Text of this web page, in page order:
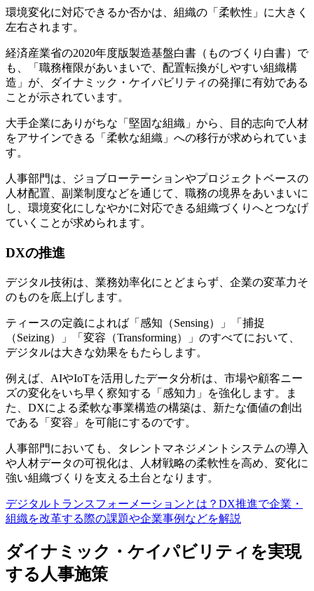
環境変化に対応できるか否かは、組織の「柔軟性」に大きく
左右されます。
経済産業省の2020年度版製造基盤白書（ものづくり白書）で
も、「職務権限があいまいで、配置転換がしやすい組織構
造」が、ダイナミック・ケイパビリティの発揮に有効である
ことが示されています。
大手企業にありがちな「堅固な組織」から、目的志向で人材
をアサインできる「柔軟な組織」への移行が求められていま
す。
人事部門は、ジョブローテーションやプロジェクトベースの
人材配置、副業制度などを通じて、職務の境界をあいまいに
し、環境変化にしなやかに対応できる組織づくりへとつなげ
ていくことが求められます。
DXの推進
デジタル技術は、業務効率化にとどまらず、企業の変革力そ
のものを底上げします。
ティースの定義によれば「感知（Sensing）」「捕捉
（Seizing）」「変容（Transforming）」のすべてにおいて、
デジタルは大きな効果をもたらします。
例えば、AIやIoTを活用したデータ分析は、市場や顧客ニー
ズの変化をいち早く察知する「感知力」を強化します。ま
た、DXによる柔軟な事業構造の構築は、新たな価値の創出
である「変容」を可能にするのです。
人事部門においても、タレントマネジメントシステムの導入
や人材データの可視化は、人材戦略の柔軟性を高め、変化に
強い組織づくりを支える土台となります。
デジタルトランスフォーメーションとは？DX推進で企業・
組織を改革する際の課題や企業事例などを解説
ダイナミック・ケイパビリティを実現
する人事施策